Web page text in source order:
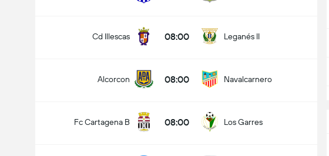
Cd Illescas 08:00 Leganés II
Alcorcon 08:00 Navalcarnero
Fc Cartagena B 08:00 Los Garres